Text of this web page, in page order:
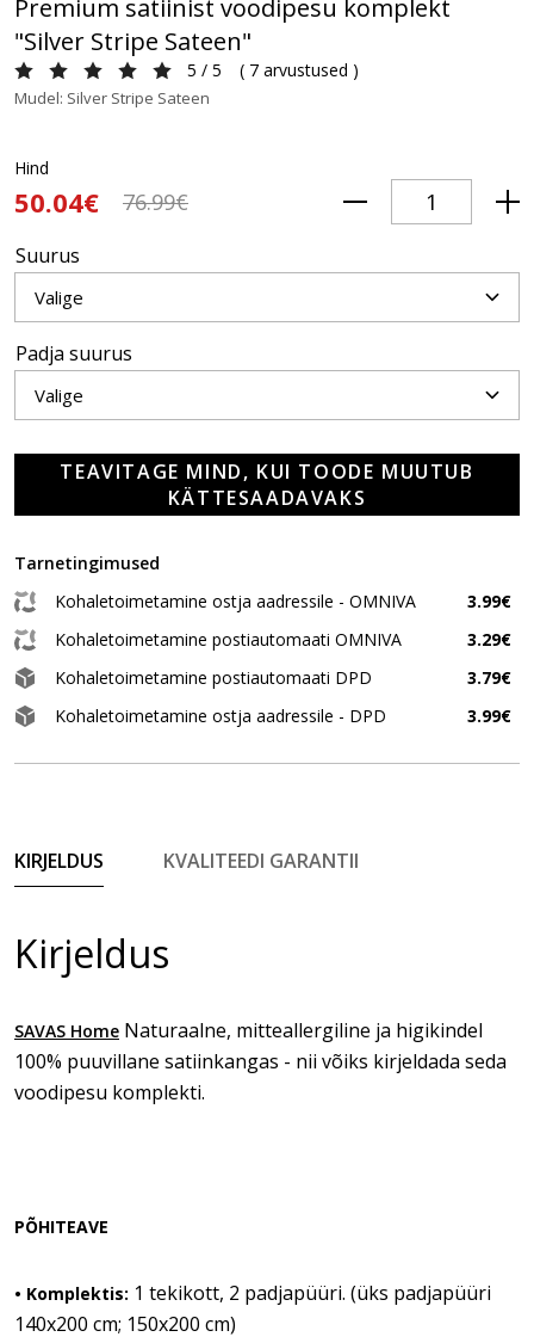
Premium satiinist voodipesu komplekt
"Silver Stripe Sateen"
5 / 5 ( 7 arvustused )
Mudel: Silver Stripe Sateen
Hind
50.04€ 76.99€
Suurus
Padja suurus
TEAVITAGE MIND, KUI TOODE MUUTUB
KÄTTESAADAVAKS
Tarnetingimused
Kohaletoimetamine ostja aadressile - OMNIVA
3.99€
Kohaletoimetamine postiautomaati OMNIVA
3.29€
Kohaletoimetamine postiautomaati DPD
3.79€
Kohaletoimetamine ostja aadressile - DPD
3.99€
KIRJELDUS KVALITEEDI GARANTII
Kirjeldus
SAVAS Home Naturaalne, mitteallergiline ja higikindel
100% puuvillane satiinkangas - nii võiks kirjeldada seda
voodipesu komplekti.
PÕHITEAVE
• Komplektis: 1 tekikott, 2 padjapüüri. (üks padjapüüri
140x200 cm; 150x200 cm)